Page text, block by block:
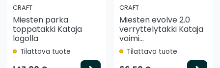
CRAFT
Miesten parka
toppatakki Kataja
logolla
Tilattava tuote
CRAFT
Miesten evolve 2.0
verryttelytakki Kataja
voimi...
Tilattava tuote